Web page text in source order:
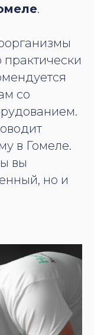
.
практически
со
в Гомеле.
вы
но и